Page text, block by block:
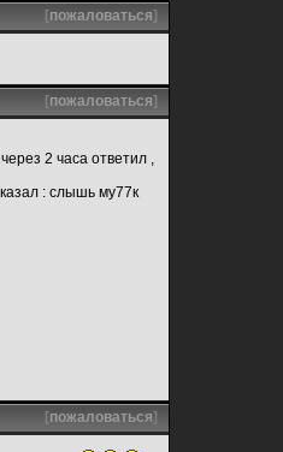
[пожаловаться]
[пожаловаться]
2 часа ответил ,
: слышь му77к
[пожаловаться]